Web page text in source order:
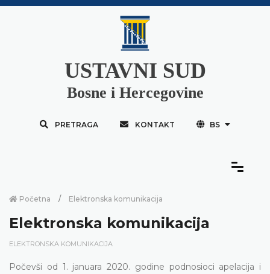
USTAVNI SUD
Bosne i Hercegovine
PRETRAGA KONTAKT BS
Početna Elektronska komunikacija
Elektronska komunikacija
ELEKTRONSKA KOMUNIKACIJA
Počevši od 1. januara 2020. godine podnosioci apelacija i